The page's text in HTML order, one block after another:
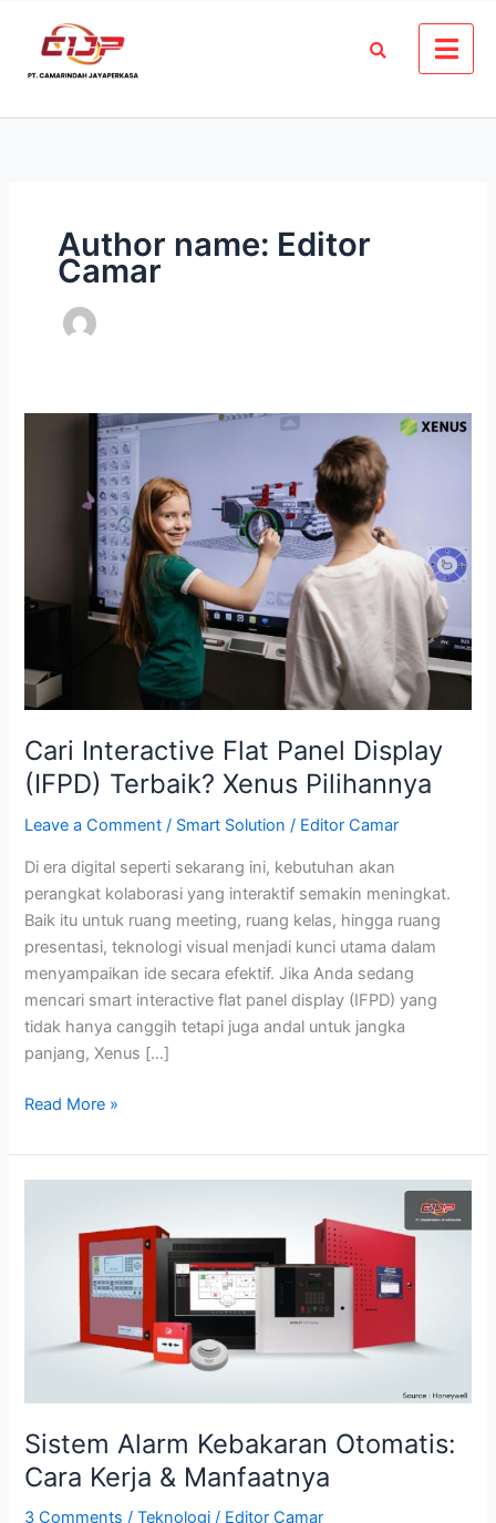
Author name: Editor
Camar
Cari Interactive Flat Panel Display
(IFPD) Terbaik? Xenus Pilihannya
Leave a Comment / Smart Solution / Editor Camar
Di era digital seperti sekarang ini, kebutuhan akan
perangkat kolaborasi yang interaktif semakin meningkat.
Baik itu untuk ruang meeting, ruang kelas, hingga ruang
presentasi, teknologi visual menjadi kunci utama dalam
menyampaikan ide secara efektif. Jika Anda sedang
mencari smart interactive flat panel display (IFPD) yang
tidak hanya canggih tetapi juga andal untuk jangka
panjang, Xenus […]
Interactive
Xenus
Read More »
Sistem Alarm Kebakaran Otomatis:
Cara Kerja & Manfaatnya
3 Comments /Teknologi / Editor Camar
Kebakaran
Otomatis: